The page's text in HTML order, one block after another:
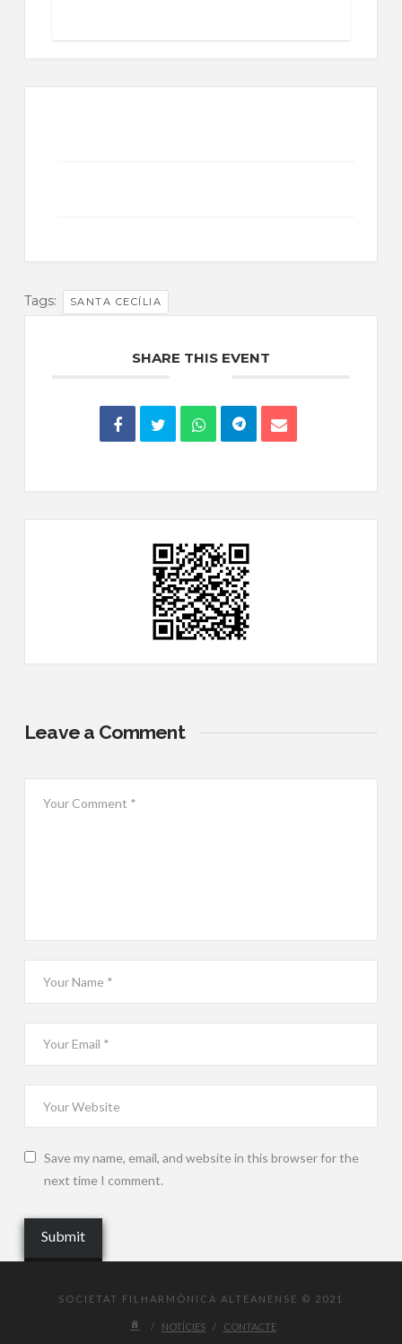
Tags: SANTA CECÍLIA
SHARE THIS EVENT
Leave a Comment
Save my name, email, and website in this browser for the
next time I comment.
SOCIETAT FILHARMÒNICA ALTEANENSE © 2021
NOTÍCIES CONTACTE